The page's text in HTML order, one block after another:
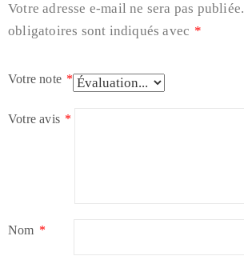
Votre adresse e-mail ne sera pas publiée.
obligatoires sont indiqués avec *
Votre note *
Votre avis *
Nom *